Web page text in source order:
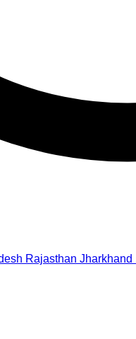
Rajasthan Jharkhand